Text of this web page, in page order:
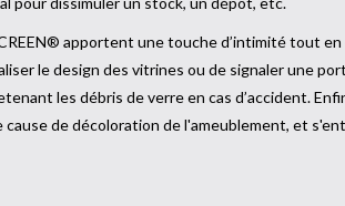
apportent une touche d’intimité tout
le design des vitrines ou de signaler une
les débris de verre en cas d’accident.
cause de décoloration de l'ameublement, et